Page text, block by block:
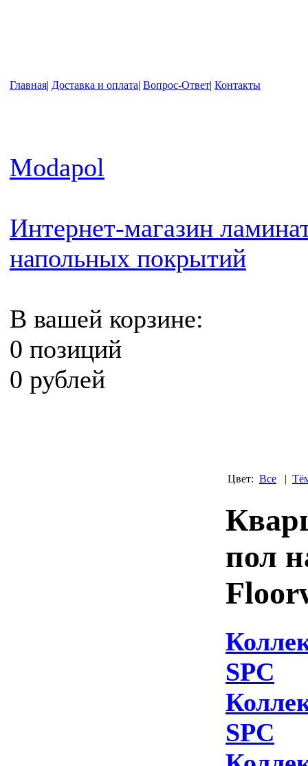
Главная| Доставка и оплата| Вопрос-Ответ| Контакты
Modapol
Интернет-магазин
напольных покрытий
В вашей корзине:
0 позиций
0 рублей
Цвет: Все |
пол
SPC
SPC